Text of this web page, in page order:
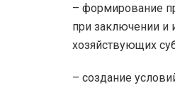
– формирование
при заключении и
хозяйствующих
– создание